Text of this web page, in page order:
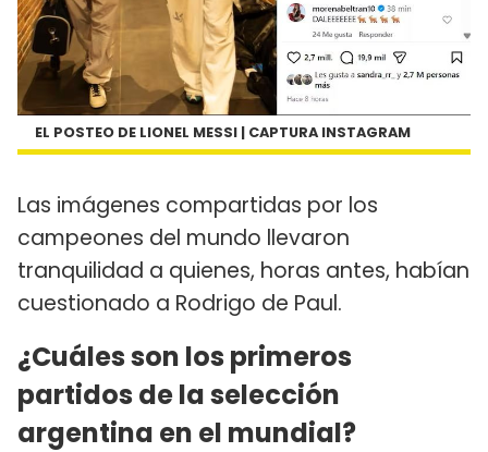
EL POSTEO DE LIONEL MESSI | CAPTURA INSTAGRAM
Las imágenes compartidas por los
campeones del mundo llevaron
tranquilidad a quienes, horas antes, habían
cuestionado a Rodrigo de Paul.
¿Cuáles son los primeros
partidos de la selección
argentina en el mundial?